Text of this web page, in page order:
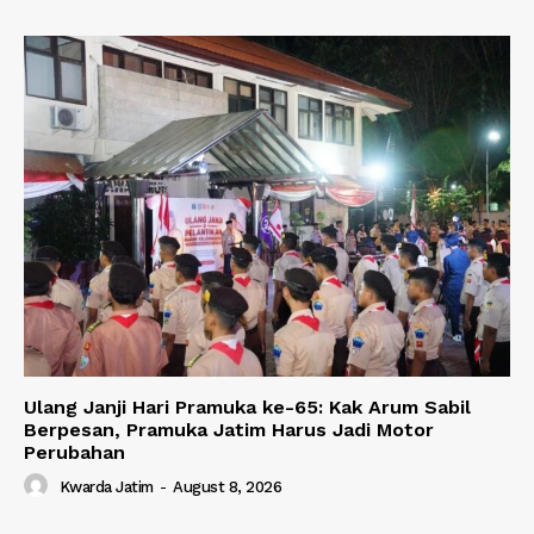
Ulang Janji Hari Pramuka ke-65: Kak Arum Sabil
Berpesan, Pramuka Jatim Harus Jadi Motor
Perubahan
Kwarda Jatim - August 8, 2026